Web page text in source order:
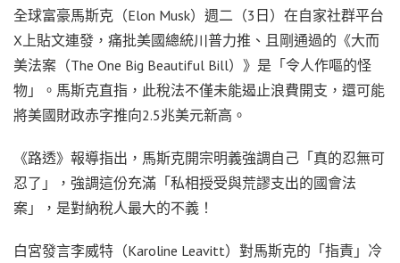
全球富豪馬斯克（Elon Musk）週二（3日）在自家社群平台
X上貼文連發，痛批美國總統川普力推、且剛通過的《大而
美法案（The One Big Beautiful Bill）》是「令人作嘔的怪
物」。馬斯克直指，此稅法不僅未能遏止浪費開支，還可能
將美國財政赤字推向2.5兆美元新高。
《路透》報導指出，馬斯克開宗明義強調自己「真的忍無可
忍了」，強調這份充滿「私相授受與荒謬支出的國會法
案」，是對納稅人最大的不義！
白宮發言李威特（Karoline Leavitt）對馬斯克的「指責」冷